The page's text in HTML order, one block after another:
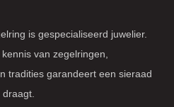
is gespecialiseerd juwelier.
van zegelringen,
tradities garandeert een sieraad